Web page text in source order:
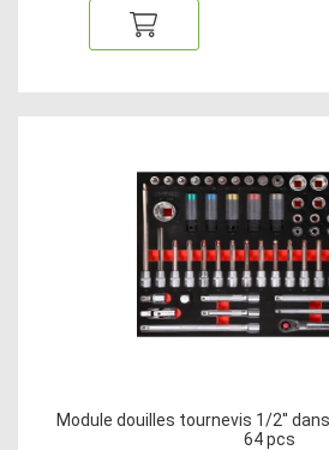
Module douilles tournevis 1/2''
64 pcs